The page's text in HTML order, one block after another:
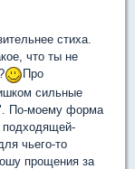
стиха.
что ты не
Про
сильные
По-моему форма
подходящей-
чьего-то
прощения за